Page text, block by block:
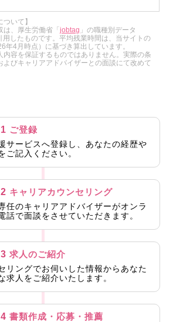
ついて】
は、厚生労働省「jobtag 」の職種別データ
用したものです。平均残業時間は、当サイトの
年4月時点）に基づき算出しています。
容を保証するものではありません。実際の条
よびキャリアアドバイザーとの面談にて改めて
ご登録
サービスへ登録し、あなたの経歴や
ご記入ください。
キャリアカウンセリング
任のキャリアアドバイザーがオンラ
話で面談をさせていただきます。
求人のご紹介
リングでお伺いした情報からあなた
求人をご紹介いたします。
書類作成・応募・推薦